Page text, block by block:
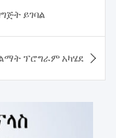
ይገባል
ፕሮግራም አካሄደ